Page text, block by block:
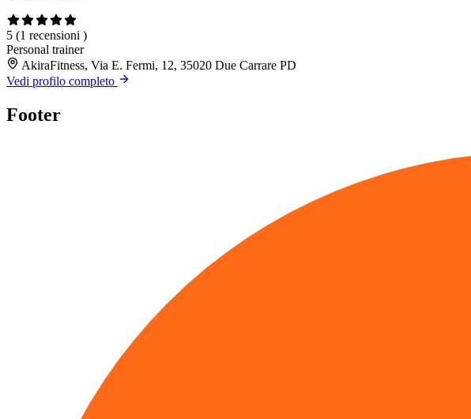
5 (1 recensioni )
Personal trainer
AkiraFitness, Via E. Fermi, 12, 35020 Due Carrare PD
Vedi profilo completo
Footer